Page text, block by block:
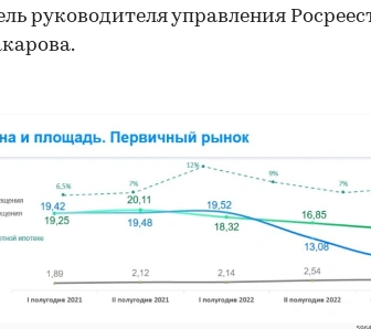
руководителя управления